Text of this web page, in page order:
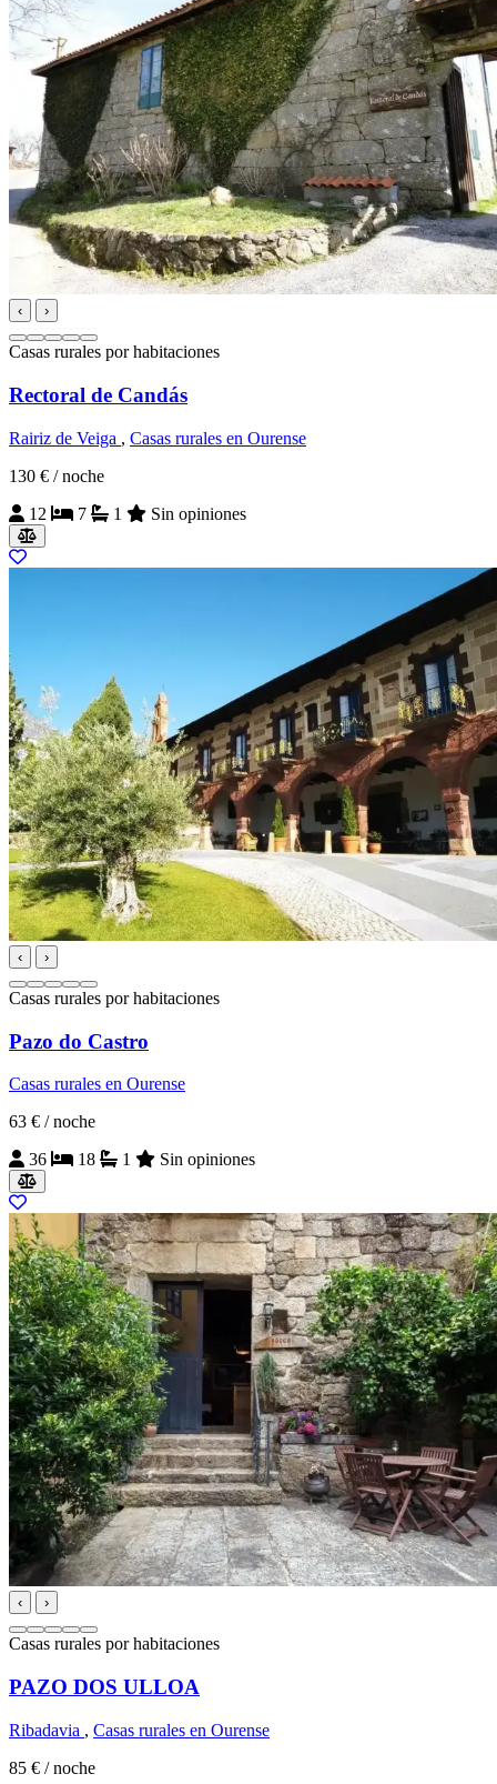
‹ ›
Casas rurales por habitaciones
Rectoral de Candás
Rairiz de Veiga , Casas rurales en Ourense
130 € / noche
12
7 1 Sin opiniones
‹ ›
Casas rurales por habitaciones
Pazo do Castro
Casas rurales en Ourense
63 € / noche
36
18 1 Sin opiniones
‹ ›
Casas rurales por habitaciones
PAZO DOS ULLOA
Ribadavia , Casas rurales en Ourense
85 € / noche